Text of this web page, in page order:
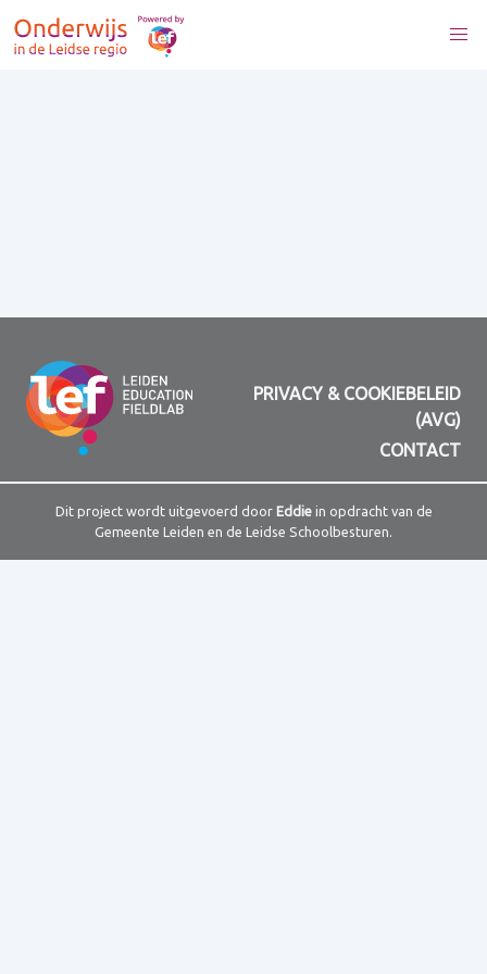
PRIVACY & COOKIEBELEID
(AVG)
CONTACT
Dit project wordt uitgevoerd door Eddiein opdracht van de
Gemeente Leiden en de Leidse Schoolbesturen.